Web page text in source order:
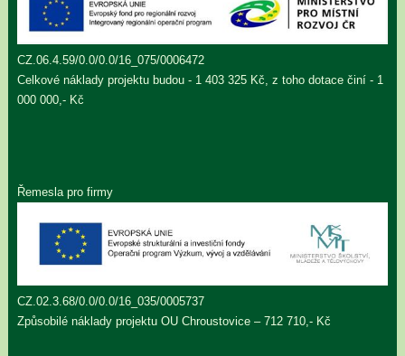
CZ.06.4.59/0.0/0.0/16_075/0006472
Celkové náklady projektu budou - 1 403 325 Kč, z toho dotace činí - 1
000 000,- Kč
Řemesla pro firmy
CZ.02.3.68/0.0/0.0/16_035/0005737
Způsobilé náklady projektu OU Chroustovice – 712 710,- Kč